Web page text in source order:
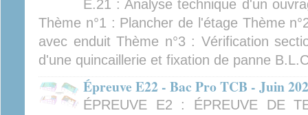
E.21 : Analyse technique d'un
Thème n°1 : Plancher de l'étage Thème
avec enduit Thème n°3 : Vérification
d'une quincaillerie et fixation de panne
Épreuve E22 - Bac Pro TCB - Juin
ÉPREUVE E2 : ÉPREUVE DE